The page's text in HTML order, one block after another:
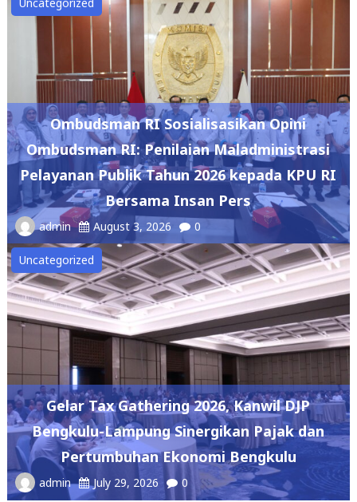
Ombudsman RI Sosialisasikan Opini
Ombudsman RI: Penilaian Maladministrasi
Pelayanan Publik Tahun 2026 kepada KPU RI
Bersama Insan Pers
admin August 3, 2026 0
Uncategorized
Gelar Tax Gathering 2026, Kanwil DJP
Bengkulu-Lampung Sinergikan Pajak dan
Pertumbuhan Ekonomi Bengkulu
admin July 29, 2026 0